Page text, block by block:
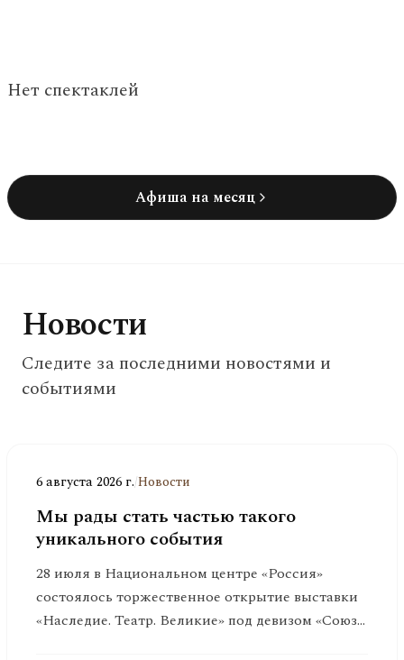
Нет спектаклей
Афиша на месяц
Новости
Следите за последними новостями и
событиями
6 августа 2026 г./Новости
Мы рады стать частью такого
уникального события
28 июля в Национальном центре «Россия»
состоялось торжественное открытие выставки
«Наследие. Театр. Великие» под девизом «Союз